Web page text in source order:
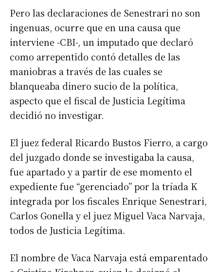
Pero las declaraciones de Senestrari no son
ingenuas, ocurre que en una causa que
interviene -CBI-, un imputado que declaró
como arrepentido contó detalles de las
maniobras a través de las cuales se
blanqueaba dinero sucio de la política,
aspecto que el fiscal de Justicia Legítima
decidió no investigar.
El juez federal Ricardo Bustos Fierro, a cargo
del juzgado donde se investigaba la causa,
fue apartado y a partir de ese momento el
expediente fue “gerenciado” por la tríada K
integrada por los fiscales Enrique Senestrari,
Carlos Gonella y el juez Miguel Vaca Narvaja,
todos de Justicia Legítima.
El nombre de Vaca Narvaja está emparentado